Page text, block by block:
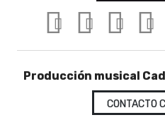
Producción musical
CONTACTO